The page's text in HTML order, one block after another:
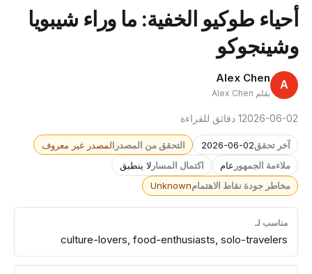
أحياء طوكيو الخفية: ما وراء شيبويا
وشينجوكو
A
Alex Chen
بقلم Alex Chen
2026-06-021 دقائق للقراءة
آخر تحقق2026-06-02 التحقق من المصدر المصدر غير معروف
ملاءمة الجمهور عام اكتمال المسار لا ينطبق
مخاطر جودة نقاط الاهتمامUnknown
مناسب لـ
culture-lovers, food-enthusiasts, solo-travelers